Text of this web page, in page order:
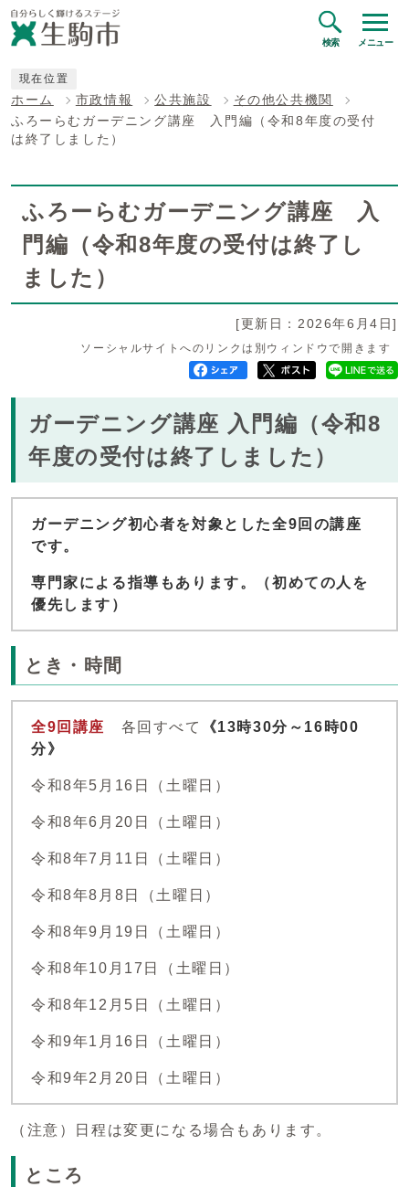
検索 メニュー
現在位置
ホーム 市政情報 公共施設
その他公共機関
ふろーらむガーデニング講座 入門編（令和8年度の受付
は終了しました）
ふろーらむガーデニング講座 入
門編（令和8年度の受付は終了し
ました）
[更新日：2026年6月4日]
ソーシャルサイトへのリンクは別ウィンドウで開きます
ガーデニング講座 入門編（令和8
年度の受付は終了しました）
ガーデニング初心者を対象とした全9回の講座
です。
専門家による指導もあります。（初めての人を
優先します）
とき・時間
全9回講座 各回すべて
《13時30分～16時00
分》
令和8年5月16日（土曜日）
令和8年6月20日（土曜日）
令和8年7月11日（土曜日）
令和8年8月8日（土曜日）
令和8年9月19日（土曜日）
令和8年10月17日（土曜日）
令和8年12月5日（土曜日）
令和9年1月16日（土曜日）
令和9年2月20日（土曜日）
（注意）日程は変更になる場合もあります。
ところ